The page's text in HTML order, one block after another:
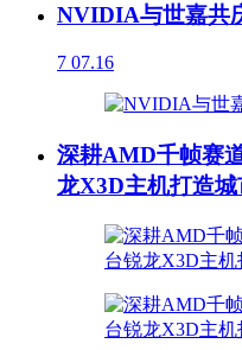
NVIDIA与世嘉共
7 07.16
深耕AMD千帧赛
龙X3D主机打造